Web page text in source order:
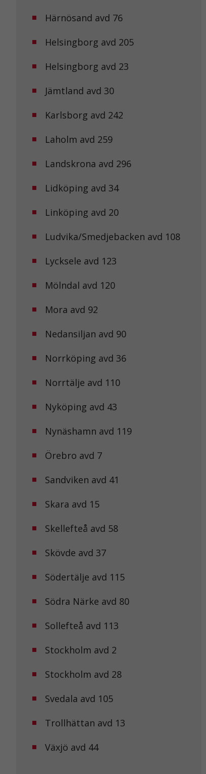
Härnösand avd 76
Helsingborg avd 205
Helsingborg avd 23
Jämtland avd 30
Karlsborg avd 242
Laholm avd 259
Landskrona avd 296
Lidköping avd 34
Linköping avd 20
Ludvika/Smedjebacken avd 108
Lycksele avd 123
Mölndal avd 120
Mora avd 92
Nedansiljan avd 90
Norrköping avd 36
Norrtälje avd 110
Nyköping avd 43
Nynäshamn avd 119
Örebro avd 7
Sandviken avd 41
Skara avd 15
Skellefteå avd 58
Skövde avd 37
Södertälje avd 115
Södra Närke avd 80
Sollefteå avd 113
Stockholm avd 2
Stockholm avd 28
Svedala avd 105
Trollhättan avd 13
Växjö avd 44